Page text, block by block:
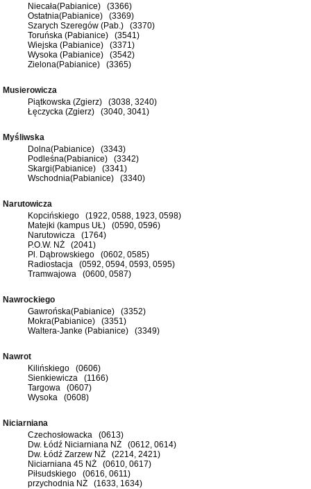
Niecała(Pabianice) (3366)
Ostatnia(Pabianice) (3369)
Szarych Szeregów (Pab.) (3370)
Toruńska (Pabianice) (3541)
Wiejska (Pabianice) (3371)
Wysoka (Pabianice) (3542)
Zielona(Pabianice) (3365)
Musierowicza
Piątkowska (Zgierz) (3038, 3240)
Łęczycka (Zgierz) (3040, 3041)
Myśliwska
Dolna(Pabianice) (3343)
Podleśna(Pabianice) (3342)
Skargi(Pabianice) (3341)
Wschodnia(Pabianice) (3340)
Narutowicza
Kopcińskiego (1922, 0588, 1923, 0598)
Matejki (kampus UŁ) (0590, 0596)
Narutowicza (1764)
P.O.W. NŻ (2041)
Pl. Dąbrowskiego (0602, 0585)
Radiostacja (0592, 0594, 0593, 0595)
Tramwajowa (0600, 0587)
Nawrockiego
Gawrońska(Pabianice) (3352)
Mokra(Pabianice) (3351)
Waltera-Janke (Pabianice) (3349)
Nawrot
Kilińskiego (0606)
Sienkiewicza (1166)
Targowa (0607)
Wysoka (0608)
Niciarniana
Czechosłowacka (0613)
Dw. Łódź Niciarniana NŻ (0612, 0614)
Dw. Łódź Zarzew NŻ (2214, 2421)
Niciarniana 45 NŻ (0610, 0617)
Piłsudskiego (0616, 0611)
przychodnia NŻ (1633, 1634)